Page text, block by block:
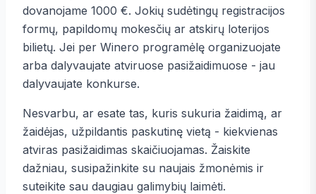
dovanojame 1000 €. Jokių sudėtingų registracijos
formų, papildomų mokesčių ar atskirų loterijos
bilietų. Jei per Winero programėlę organizuojate
arba dalyvaujate atviruose pasižaidimuose - jau
dalyvaujate konkurse.
Nesvarbu, ar esate tas, kuris sukuria žaidimą, ar
žaidėjas, užpildantis paskutinę vietą - kiekvienas
atviras pasižaidimas skaičiuojamas. Žaiskite
dažniau, susipažinkite su naujais žmonėmis ir
suteikite sau daugiau galimybių laimėti.